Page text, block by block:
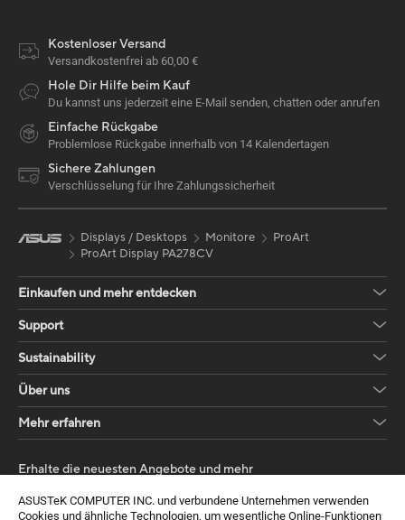
ASUSTeK COMPUTER INC. und verbundene Unternehmen verwenden
Cookies und ähnliche Technologien, um wesentliche Online-Funktionen
Kostenloser Versand
Versandkostenfrei ab 60,00 €
Hole Dir Hilfe beim Kauf
Du kannst uns jederzeit eine E-Mail senden, chatten oder anrufen
Einfache Rückgabe
Problemlose Rückgabe innerhalb von 14 Kalendertagen
Sichere Zahlungen
Verschlüsselung für Ihre Zahlungssicherheit
Displays / Desktops Monitore
ProArt
ProArt Display PA278CV
Einkaufen und mehr entdecken
Support
Sustainability
Über uns
Mehr erfahren
Erhalte die neuesten Angebote und mehr
Anmelden